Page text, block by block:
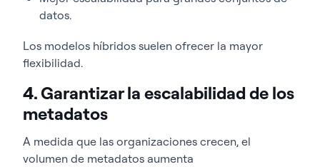
datos.
Los modelos híbridos suelen ofrecer la mayor
flexibilidad.
4. Garantizar la escalabilidad de los
metadatos
A medida que las organizaciones crecen, el
volumen de metadatos aumenta